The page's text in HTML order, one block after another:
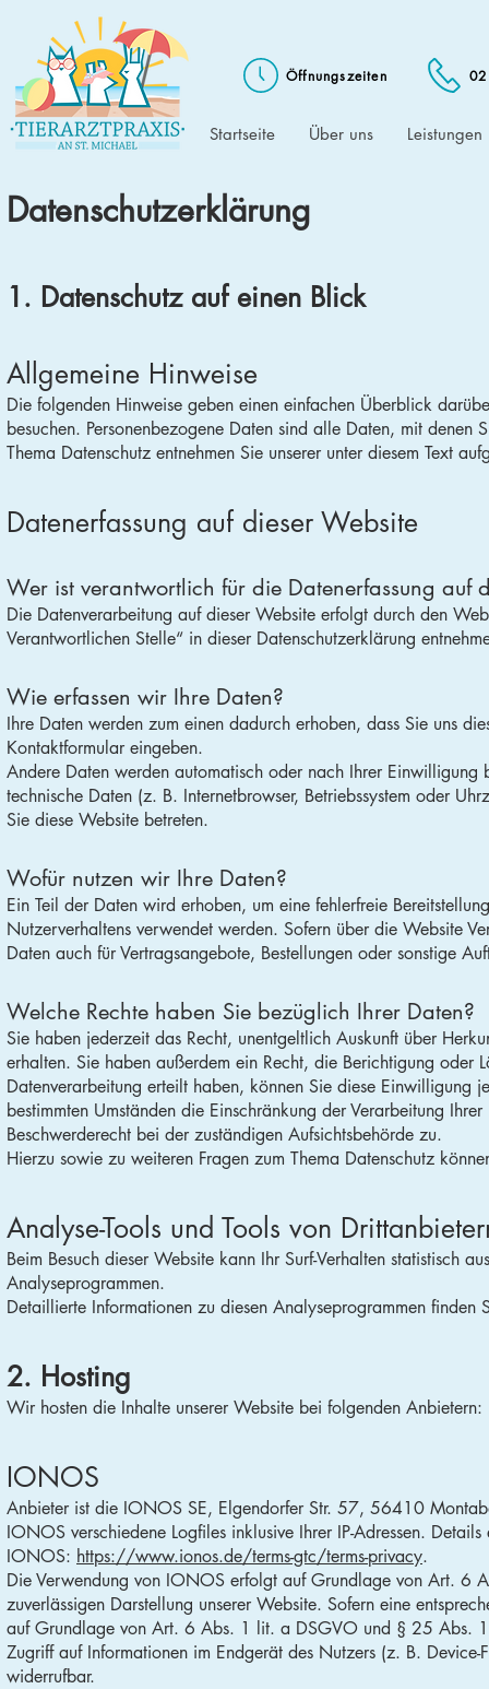
Öffnungszeiten
Startseite Über uns Leistungen
Datenschutz­erklärung
1. Datenschutz auf einen Blick
Allgemeine Hinweise
Die folgenden Hinweise geben einen einfachen Überblick
besuchen. Personenbezogene Daten sind alle Daten, mit
Thema Datenschutz entnehmen Sie unserer unter diesem Text
Datenerfassung auf dieser Website
Wer ist verantwortlich für die Datenerfassung auf
Die Datenverarbeitung auf dieser Website erfolgt durch den
Verantwortlichen Stelle“ in dieser Datenschutzerklärung
Wie erfassen wir Ihre Daten?
Ihre Daten werden zum einen dadurch erhoben, dass Sie uns
Kontaktformular eingeben.
Andere Daten werden automatisch oder nach Ihrer Einwilligung
technische Daten (z. B. Internetbrowser, Betriebssystem oder
Sie diese Website betreten.
Wofür nutzen wir Ihre Daten?
Ein Teil der Daten wird erhoben, um eine fehlerfreie
Nutzerverhaltens verwendet werden. Sofern über die Website
Daten auch für Vertragsangebote, Bestellungen oder sonstige
Welche Rechte haben Sie bezüglich Ihrer Daten?
Sie haben jederzeit das Recht, unentgeltlich Auskunft über
erhalten. Sie haben außerdem ein Recht, die Berichtigung oder
Datenverarbeitung erteilt haben, können Sie diese Einwilligung
bestimmten Umständen die Einschränkung der Verarbeitung
Beschwerderecht bei der zuständigen Aufsichtsbehörde zu.
Hierzu sowie zu weiteren Fragen zum Thema Datenschutz
Analyse-Tools und Tools von
Beim Besuch dieser Website kann Ihr Surf-Verhalten statistisch
Analyseprogrammen.
Detaillierte Informationen zu diesen Analyseprogrammen finden
2. Hosting
Wir hosten die Inhalte unserer Website bei folgenden Anbietern:
IONOS
Anbieter ist die IONOS SE, Elgendorfer Str. 57, 56410
IONOS verschiedene Logfiles inklusive Ihrer IP-Adressen.
IONOS: https://www.ionos.de/terms-gtc/terms-privacy.
Die Verwendung von IONOS erfolgt auf Grundlage von Art. 6
zuverlässigen Darstellung unserer Website. Sofern eine
auf Grundlage von Art. 6 Abs. 1 lit. a DSGVO und § 25 Abs.
Zugriff auf Informationen im Endgerät des Nutzers (z. B.
widerrufbar.